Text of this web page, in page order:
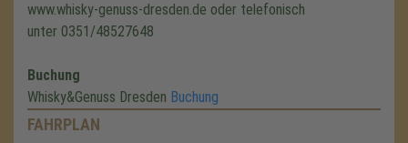
www.whisky-genuss-dresden.de oder telefonisch
unter 0351/48527648
Buchung
Whisky&Genuss Dresden Buchung
FAHRPLAN